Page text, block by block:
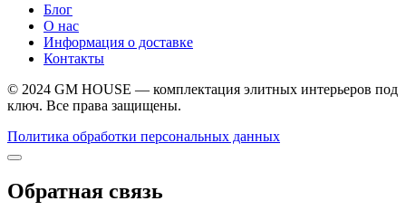
Блог
О нас
Информация о доставке
Контакты
© 2024 GM HOUSE — комплектация элитных интерьеров под
ключ. Все права защищены.
Политика обработки персональных данных
Обратная связь